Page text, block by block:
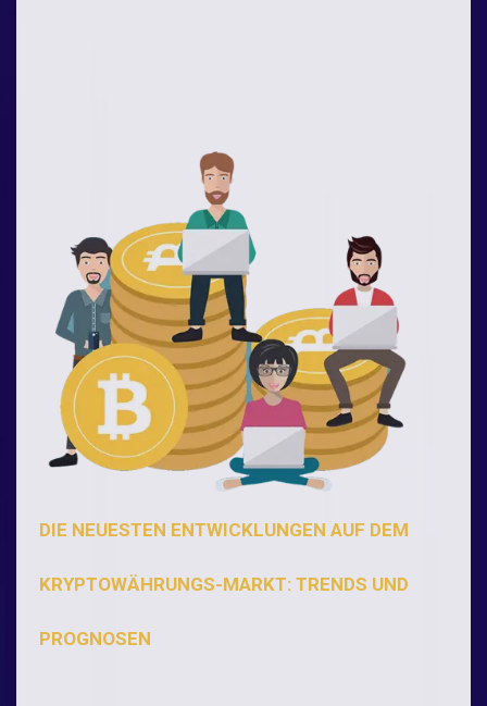
DIE NEUESTEN ENTWICKLUNGEN AUF DEM
KRYPTOWÄHRUNGS-MARKT: TRENDS UND
PROGNOSEN